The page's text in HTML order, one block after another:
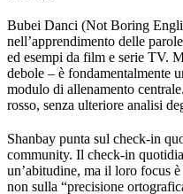
Bubei Danci (Not Boring
nell’apprendimento delle
ed esempi da film e serie TV.
debole – è fondamentalmente
modulo di allenamento
rosso, senza ulteriore analisi
Shanbay punta sul check-in
community. Il check-in
un’abitudine, ma il loro focus
non sulla “precisione